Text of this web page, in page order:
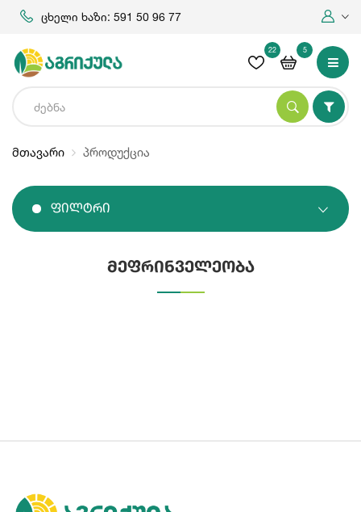
ცხელი ხაზი: 591 50 96 77
22 5
მთავარი პროდუქცია
Ფილტრი
მეფრინველეობა